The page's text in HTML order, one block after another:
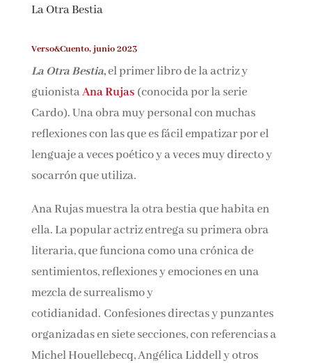
La Otra Bestia
Verso&Cuento, junio 2023
La Otra Bestia, el primer libro de la actriz y
guionista Ana Rujas(conocida por la serie
Cardo). Una obra muy personal con muchas
reflexiones con las que es fácil empatizar por el
lenguaje a veces poético y a veces muy directo y
socarrón que utiliza.
Ana Rujas muestra la otra bestia que habita en
ella. La popular actriz entrega su primera obra
literaria, que funciona como una crónica de
sentimientos, reflexiones y emociones en una
mezcla de surrealismo y
cotidianidad. Confesiones directas y
punzantes organizadas en siete secciones, con
referencias a Michel Houellebecq, Angélica
Únete a nuestra comunidad de amantes de la
Nombre*
Email*
Por favor, acepta los